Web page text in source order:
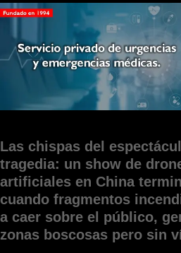
Las chispas del
tragedia: un show de
artificiales en China
cuando fragmentos
a caer sobre el público,
zonas boscosas pero sin